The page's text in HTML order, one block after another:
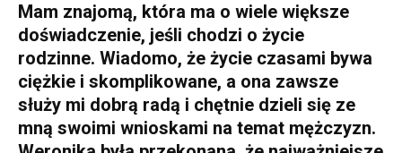
Mam znajomą, która ma o wiele większe
doświadczenie, jeśli chodzi o życie
rodzinne. Wiadomo, że życie czasami bywa
ciężkie i skomplikowane, a ona zawsze
służy mi dobrą radą i chętnie dzieli się ze
mną swoimi wnioskami na temat mężczyzn.